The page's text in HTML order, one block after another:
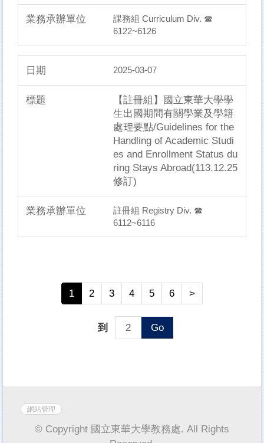
課務組 Curriculum Div. ☎
6122~6126
2025-03-07
【註冊組】國立東華大學學
生出國期間有關學業及學籍
處理要點/Guidelines for the
Handling of Academic Studi
es and Enrollment Status du
ring Stays Abroad(113.12.25
修訂)
註冊組 Registry Div. ☎
6112~6116
1 2 3 4 5 6 >
到 Go
網站管理
© Copyright 國立東華大學教務處. All Rights